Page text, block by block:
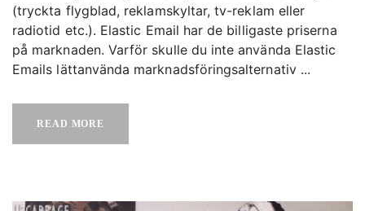
(tryckta flygblad, reklamskyltar, tv-reklam eller
radiotid etc.). Elastic Email har de billigaste priserna
på marknaden. Varför skulle du inte använda Elastic
Emails lättanvända marknadsföringsalternativ ...
READ MORE